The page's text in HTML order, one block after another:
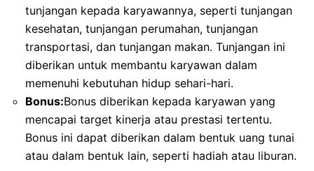
tunjangan kepada karyawannya, seperti tunjangan
kesehatan, tunjangan perumahan, tunjangan
transportasi, dan tunjangan makan. Tunjangan ini
diberikan untuk membantu karyawan dalam
memenuhi kebutuhan hidup sehari-hari.
Bonus:Bonus diberikan kepada karyawan yang
mencapai target kinerja atau prestasi tertentu.
Bonus ini dapat diberikan dalam bentuk uang tunai
atau dalam bentuk lain, seperti hadiah atau liburan.